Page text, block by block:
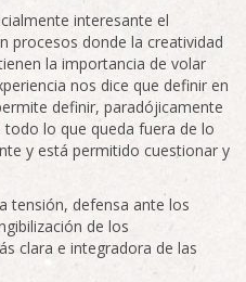
interesante el
procesos donde la creatividad
la importancia de volar
nos dice que definir en
definir, paradójicamente
lo que queda fuera de lo
y está permitido cuestionar y
tensión, defensa ante los
de los
clara e integradora de las